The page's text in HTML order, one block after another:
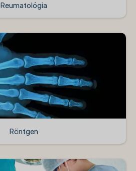
Reumatológia
Röntgen